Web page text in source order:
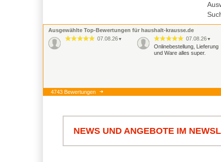
Ausgewählte Top-Bewertungen für haushalt-krausse.de
07.08.26 ▼ 07.08.26 ▼
Onlinebestellung, Lieferung
und Ware alles super.
4743 Bewertungen
NEWS UND ANGEBOTE IM